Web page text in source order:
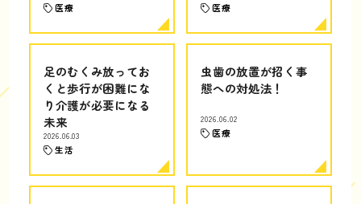
医療 医療
足のむくみ放ってお
くと歩行が困難にな
り介護が必要になる
未来
2026.06.03
生活
虫歯の放置が招く事
態への対処法！
2026.06.02
医療